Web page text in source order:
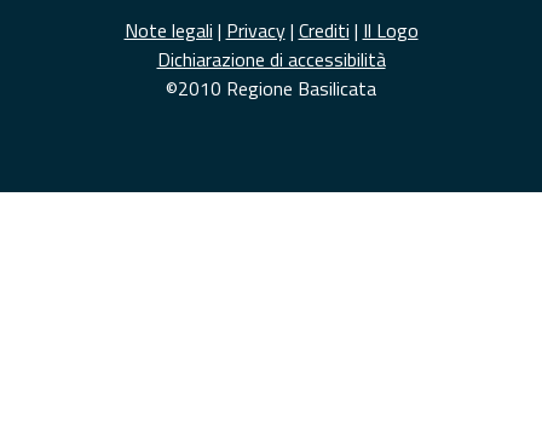
Note legali | Privacy| Crediti | Il Logo
Dichiarazione di accessibilità
©2010 Regione Basilicata